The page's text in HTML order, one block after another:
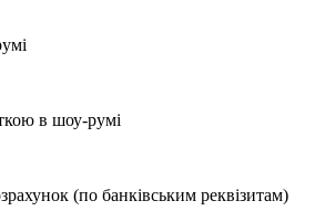
в шоу-румі
(по банківським реквізитам)